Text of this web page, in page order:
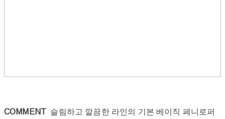
COMMENT 슬림하고 깔끔한 라인의 기본 베이직 페니로퍼